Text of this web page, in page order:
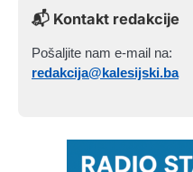
📬 Kontakt redakcije
Pošaljite nam e-mail na:
redakcija@kalesijski.ba